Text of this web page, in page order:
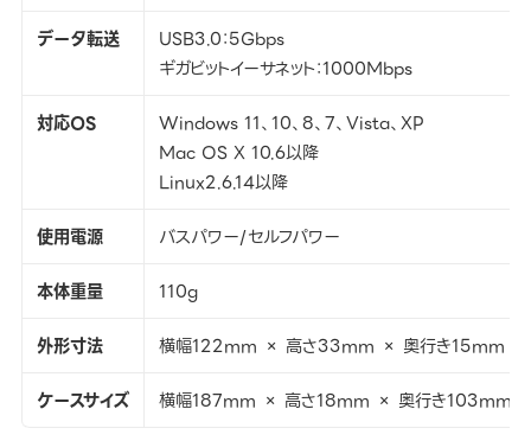
データ転送
USB3.0：5Gbps
ギガビットイーサネット：1000Mbps
対応OS
‎Windows 11、10、8、7、Vista、XP
Mac OS X 10.6以降
Linux2.6.14以降
使用電源
バスパワー/セルフパワー
本体重量
110g
外形寸法
横幅122mm × 高さ33mm × 奥行き15mm
ケースサイズ
横幅187mm × 高さ18mm × 奥行き103mm